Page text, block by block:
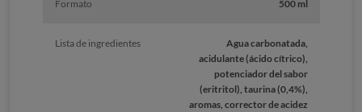
Formato 500 ml
Lista de ingredientes
Agua carbonatada,
acidulante (ácido cítrico),
potenciador del sabor
(eritritol), taurina (0,4%),
aromas, corrector de acidez